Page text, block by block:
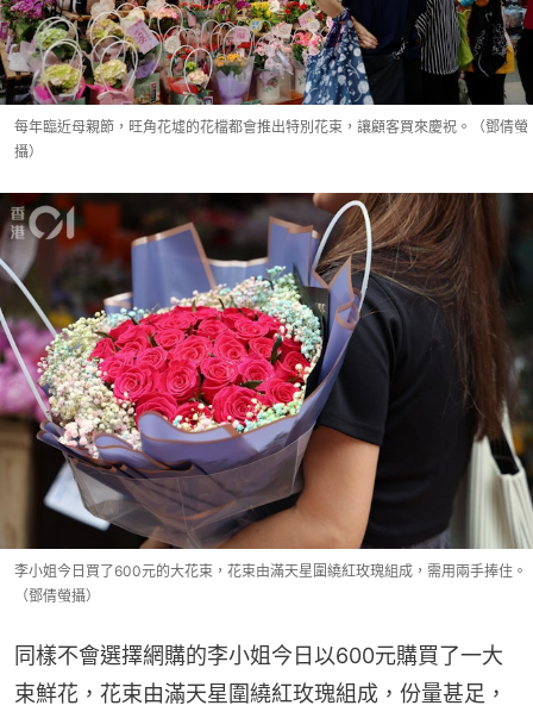
每年臨近母親節，旺角花墟的花檔都會推出特別花束，讓顧客買來慶祝。（鄧倩螢
攝）
李小姐今日買了600元的大花束，花束由滿天星圍繞紅玫瑰組成，需用兩手捧住。
（鄧倩螢攝）
同樣不會選擇網購的李小姐今日以600元購買了一大
束鮮花，花束由滿天星圍繞紅玫瑰組成，份量甚足，